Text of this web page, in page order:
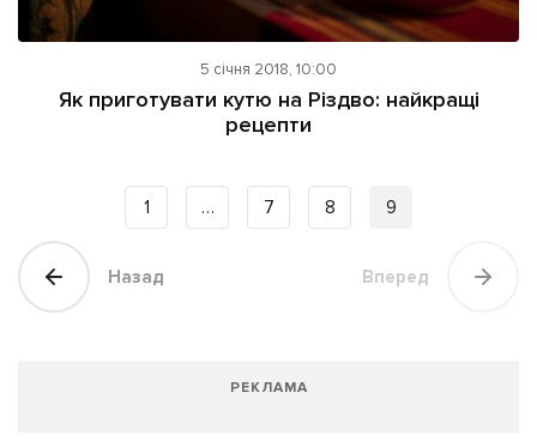
5 січня 2018, 10:00
Як приготувати кутю на Різдво: найкращі
рецепти
Назад
1 … 7 8 9
Вперед
РЕКЛАМА